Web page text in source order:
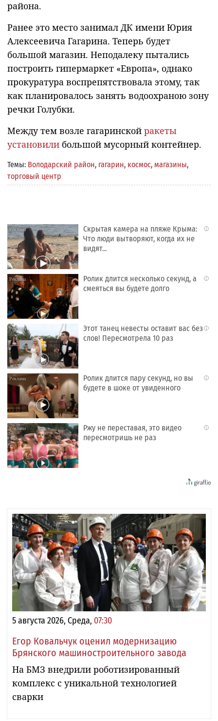
района.
Ранее это место занимал ДК имени Юрия
Алексеевича Гагарина. Теперь будет
большой магазин. Неподалеку пытались
построить гипермаркет «Европа», однако
прокуратура воспрепятствовала этому, так
как планировалось занять водоохраною зону
речки Голубки.
Между тем возле гагаринской ракеты
установили большой мусорный контейнер.
Темы: Володарский район, гагарин, космос, магазины,
торговый центр
i
Скрытая камера на пляже Крыма:
Что люди вытворяют, когда их не
видят...
i
Ролик длится несколько секунд, а
смеяться вы будете долго
i
Этот танец невесты оставит вас без
слов! Пересмотрела 10 раз
i
Ролик длится пару секунд, но вы
будете в шоке от увиденного
i
Ржу не переставая, это видео
пересмотришь не раз
5 августа 2026, Среда, 07:30
Егор Ковальчук оценил модернизацию
Брянского машиностроительного завода
На БМЗ внедрили роботизированный
комплекс с уникальной технологией
сварки